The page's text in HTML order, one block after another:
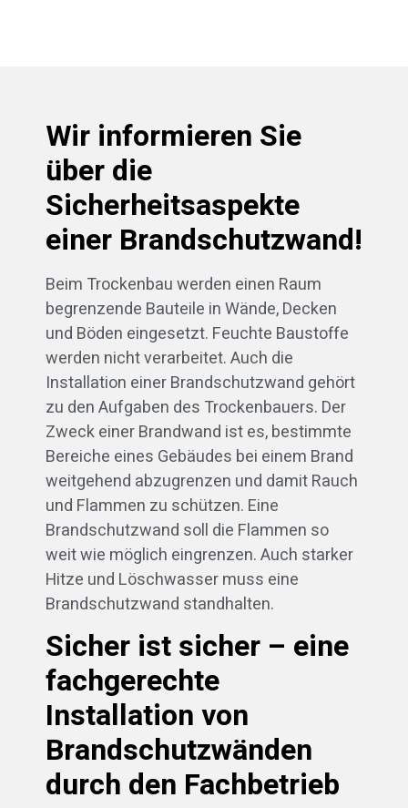
Wir informieren Sie
über die
Sicherheitsaspekte
einer Brandschutzwand!
Beim Trockenbau werden einen Raum
begrenzende Bauteile in Wände, Decken
und Böden eingesetzt. Feuchte Baustoffe
werden nicht verarbeitet. Auch die
Installation einer Brandschutzwand gehört
zu den Aufgaben des Trockenbauers. Der
Zweck einer Brandwand ist es, bestimmte
Bereiche eines Gebäudes bei einem Brand
weitgehend abzugrenzen und damit Rauch
und Flammen zu schützen. Eine
Brandschutzwand soll die Flammen so
weit wie möglich eingrenzen. Auch starker
Hitze und Löschwasser muss eine
Brandschutzwand standhalten.
Sicher ist sicher – eine
fachgerechte
Installation von
Brandschutzwänden
durch den Fachbetrieb